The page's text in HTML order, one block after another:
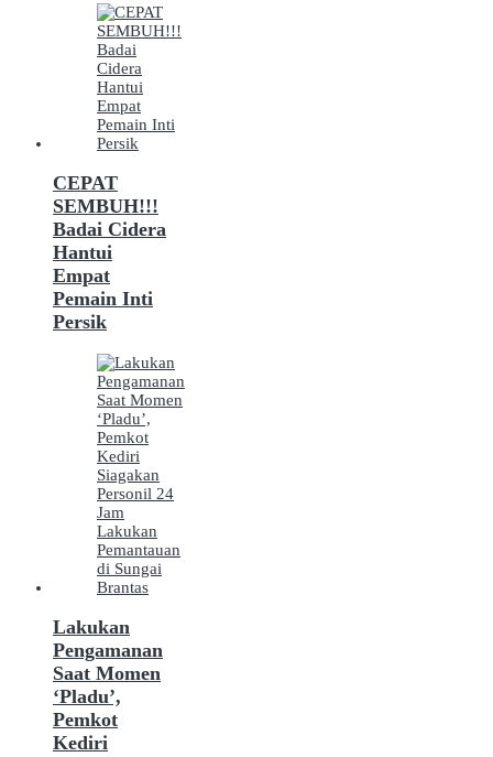
CEPAT
SEMBUH!!!
Badai Cidera
Hantui
Empat
Pemain Inti
Persik
Lakukan
Pengamanan
Saat Momen
‘Pladu’,
Pemkot
Kediri